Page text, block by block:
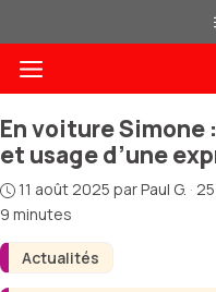
au
contenuMenu
Actualités
En voiture
et usage d’une
11 août 2025 parPaul G. ·
9 minutes